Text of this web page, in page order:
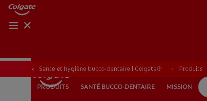
PRODUITS SANTÉ BUCCO-DENTAIRE
PRODUITS SANTÉ BUCCO-DENTAIRE MISSION
Santé et hygiène bucco-dentaire | Colgate® Produits